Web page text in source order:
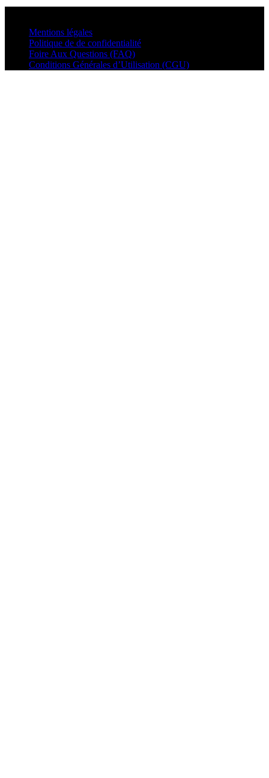
Mentions légales
Politique de de confidentialité
Foire Aux Questions (FAQ)
Conditions Générales d’Utilisation (CGU)